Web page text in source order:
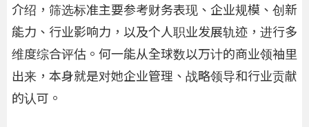
介绍，筛选标准主要参考财务表现、企业规模、创新
能力、行业影响力，以及个人职业发展轨迹，进行多
维度综合评估。何一能从全球数以万计的商业领袖里
出来，本身就是对她企业管理、战略领导和行业贡献
的认可。